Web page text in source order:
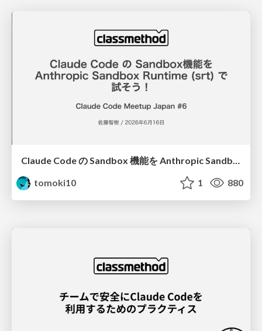
Claude Code の Sandbox 機能を Anthropic Sandbox Runtime(srt) で試そう！/lets-play-anthropic-sandbox-runtime
tomoki10
1 880